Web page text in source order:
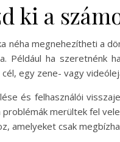
ki a
néha megnehezítheti a
Például ha szeretnénk
egy zene- vagy
és felhasználói
merültek fel
amelyeket csak